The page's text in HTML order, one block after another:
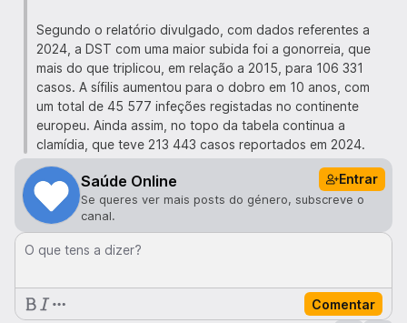
Segundo o relatório divulgado, com dados referentes a
2024, a DST com uma maior subida foi a gonorreia, que
mais do que triplicou, em relação a 2015, para 106 331
casos. A sífilis aumentou para o dobro em 10 anos, com
um total de 45 577 infeções registadas no continente
europeu. Ainda assim, no topo da tabela continua a
clamídia, que teve 213 443 casos reportados em 2024.
Saúde Online Entrar
Se queres ver mais posts do género, subscreve o
canal.
O que tens a dizer?
Comentar